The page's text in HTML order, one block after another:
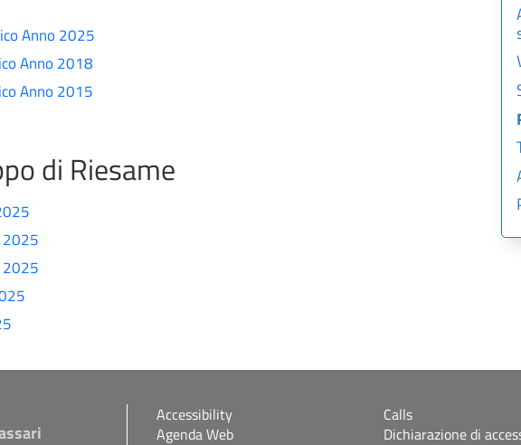
Anno 2025
Anno 2018
Anno 2015
di Riesame
2025
2025
Accessibility
Agenda Web
Calls
Dichiarazione di